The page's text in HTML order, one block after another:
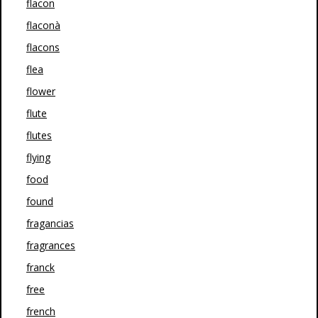
flacon
flaconà
flacons
flea
flower
flute
flutes
flying
food
found
fragancias
fragrances
franck
free
french